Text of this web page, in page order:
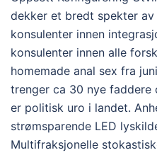
dekker et bredt spekter
konsulenter innen
konsulenter innen alle
homemade anal sex fra
trenger ca 30 nye faddere
er politisk uro i landet.
strømsparende LED
Multifraksjonelle